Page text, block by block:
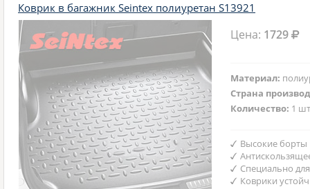
Коврик в багажник Seintex полиуретан S13921
Цена: 1729
Материал:
Страна
Количество: 1
Высокие борты
Специально
Коврики